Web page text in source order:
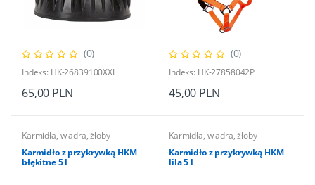
(0)
Indeks: HK-26839100XXL
65,00 PLN
(0)
Indeks: HK-27858042P
45,00 PLN
Karmidła, wiadra, żłoby
Karmidło z przykrywką HKM
błękitne 5 l
Karmidła, wiadra, żłoby
Karmidło z przykrywką HKM
lila 5 l